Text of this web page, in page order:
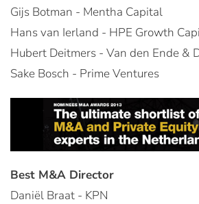
Gijs Botman - Mentha Capital
Hans van Ierland - HPE Growth
Hubert Deitmers - Van den Ende &
Sake Bosch - Prime Ventures
Best M&A Director
Daniël Braat - KPN